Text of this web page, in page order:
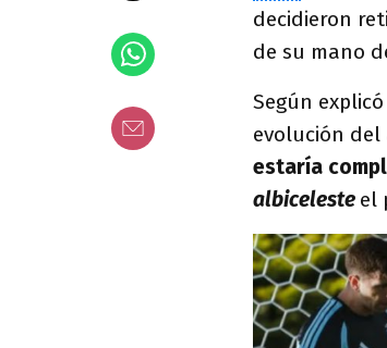
decidieron
de su mano
Según
evolución
estaría
albiceleste el